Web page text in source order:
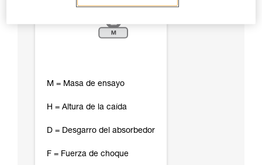
M = Masa de ensayo
H = Altura de la caída
D = Desgarro del absorbedor
F = Fuerza de choque